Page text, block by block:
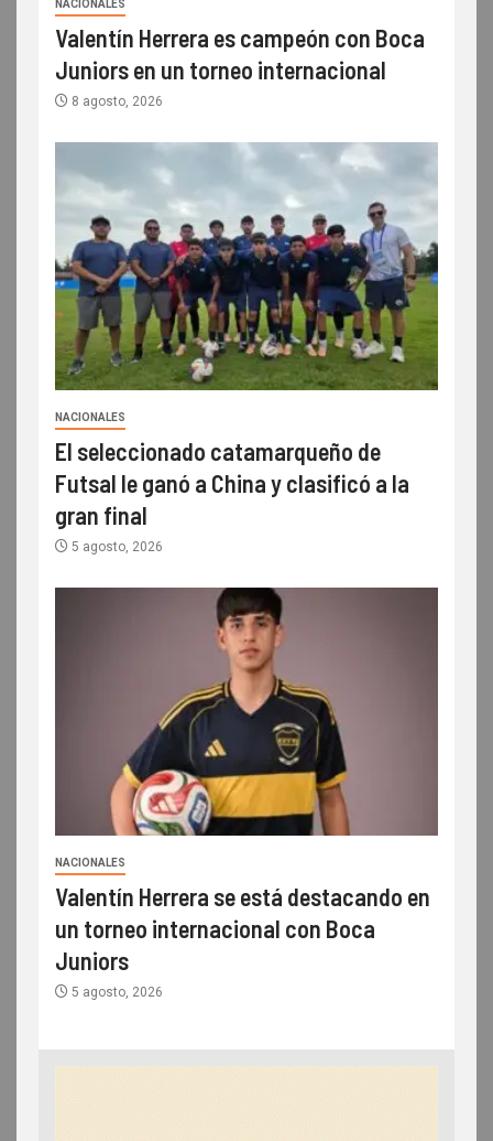
NACIONALES
Valentín Herrera es campeón con Boca
Juniors en un torneo internacional
8 agosto, 2026
NACIONALES
El seleccionado catamarqueño de
Futsal le ganó a China y clasificó a la
gran final
5 agosto, 2026
NACIONALES
Valentín Herrera se está destacando en
un torneo internacional con Boca
Juniors
5 agosto, 2026